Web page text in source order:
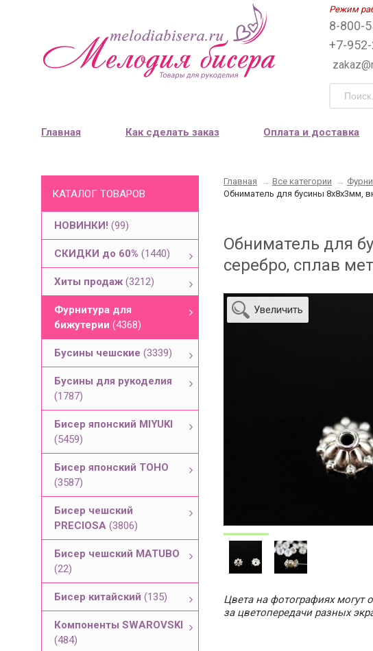
Режим
8-800-
+7-
Главная Как сделать заказ Оплата и доставка
КАТАЛОГ ТОВАРОВ
НОВИНКИ! (99)
СКИДКИ до 60% (1440)
Хиты продаж (3212)
Фурнитура для
бижутерии (4368)
Бусины чешские (3339)
Бусины для рукоделия
(1787)
Бисер японский MIYUKI
(5459)
Бисер японский TOHO
(3587)
Бисер чешский
PRECIOSA (3806)
Бисер чешский MATUBO
(22)
Бисер китайский (135)
Компоненты SWAROVSKI
(484)
Главная → Все категории →
Обниматель для бусины 8х8х3мм,
Обниматель для
серебро, сплав
Увеличить
Цвета на фотографиях могут
за цветопередачи разных